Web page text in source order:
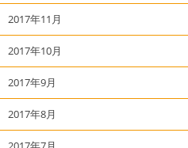
2017年11月
2017年10月
2017年9月
2017年8月